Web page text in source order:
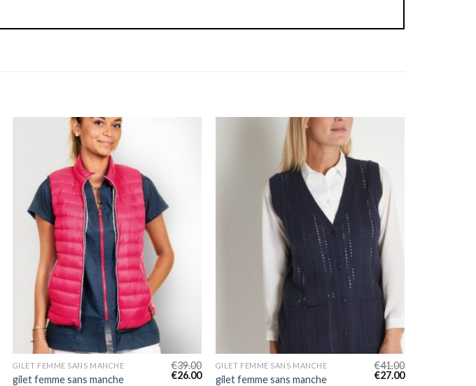
GILET FEMME SANS MANCHE
gilet femme sans manche
€39.00
€26.00
GILET FEMME SANS MANCHE
gilet femme sans manche
€41.00
€27.00